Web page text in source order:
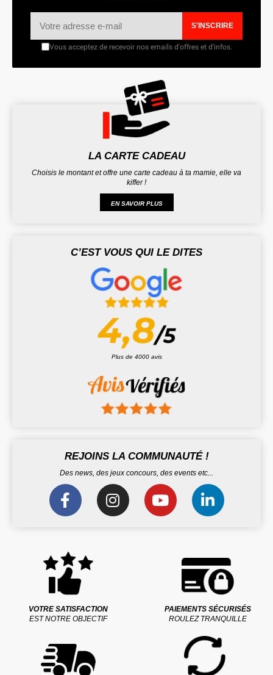
S'INSCRIRE
Vous acceptez de recevoir nos emails d'offres et d'infos.
LA CARTE CADEAU
Choisis le montant et offre une carte cadeau à ta mamie, elle va
kiffer !
EN SAVOIR PLUS
C’EST VOUS QUI LE DITES
Plus de 4000 avis
REJOINS LA COMMUNAUTÉ !
Des news, des jeux concours, des events etc...
VOTRE SATISFACTION
EST NOTRE OBJECTIF
PAIEMENTS SÉCURISÉS
ROULEZ TRANQUILLE